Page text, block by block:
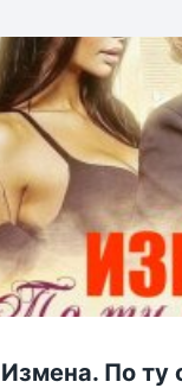
Измена. По ту